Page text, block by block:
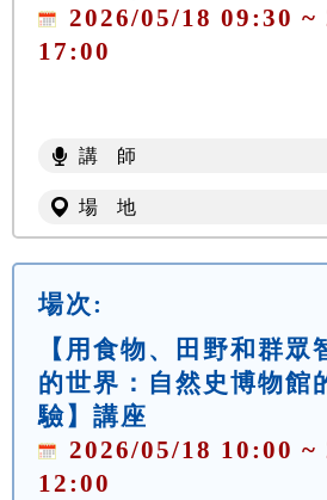
2026/05/18 09:30 ~
17:00
講 師
場 地
場次:
【用食物、田野和群眾
的世界：自然史博物館
驗】講座
2026/05/18 10:00 ~
12:00